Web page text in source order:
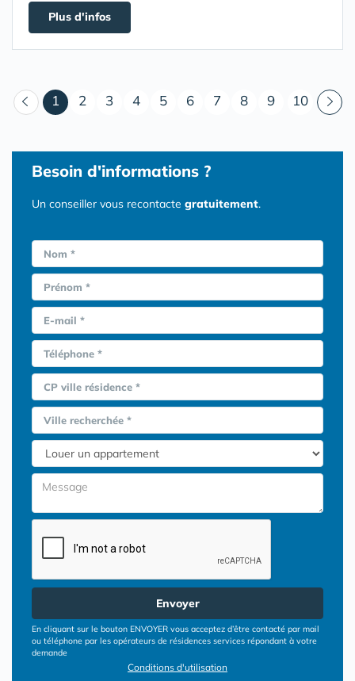
Plus d'infos
1 (courant)
2 3 4 5 6 7 8 9 10
Besoin d'informations ?
Un conseiller vous recontacte gratuitement.
Nom *
Prénom *
E-mail *
Téléphone *
CP ville résidence *
Ville recherchée *
Envoyer
En cliquant sur le bouton ENVOYER vous acceptez d’être contacté par mail
ou téléphone par les opérateurs de résidences services répondant à votre
demande
Conditions d'utilisation